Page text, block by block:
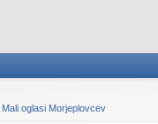
Mali oglasi Morjeplovcev